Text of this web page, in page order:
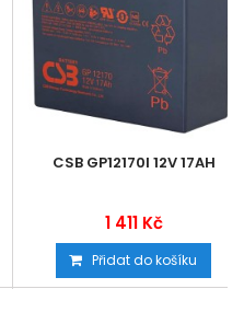
CSB GP12170I 12V 17AH
1 411 Kč
Přidat do košíku